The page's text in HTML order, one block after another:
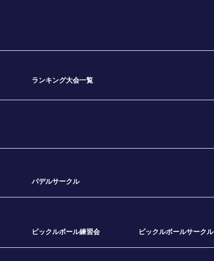
ランキング大会一覧
パデルサークル
ピックルボール練習会 ピックルボールサークル